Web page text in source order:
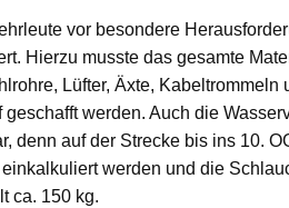
vor besondere
Hierzu musste das gesamte
Lüfter, Äxte, Kabeltrommeln
werden. Auch die
denn auf der Strecke bis ins 10.
werden und die
ca. 150 kg.